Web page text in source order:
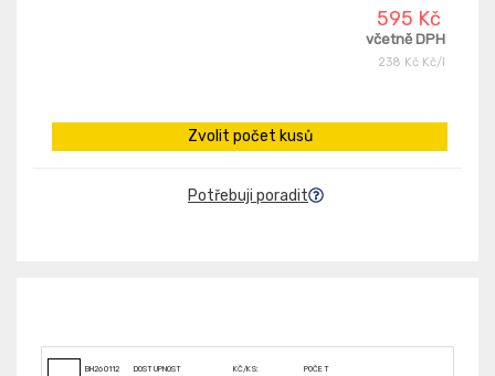
595 Kč
včetně DPH
238 Kč Kč/l
Zvolit počet kusů
Potřebuji poradit
BH260112 DOSTUPNOST KČ/KS: POČET